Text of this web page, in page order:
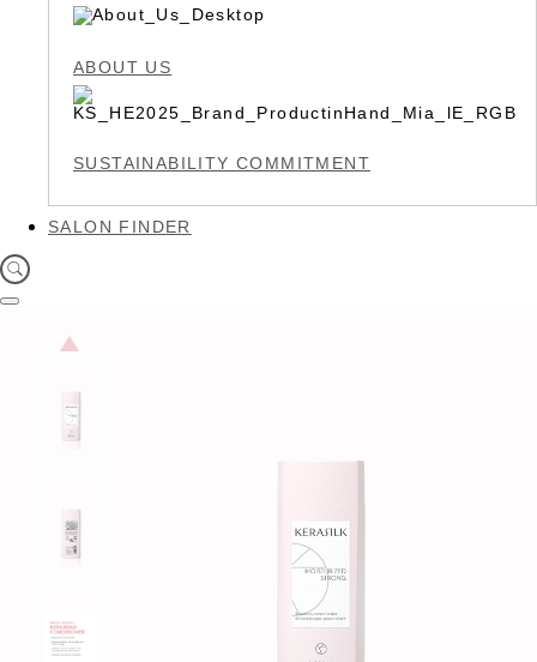
ABOUT US
SUSTAINABILITY COMMITMENT
SALON FINDER